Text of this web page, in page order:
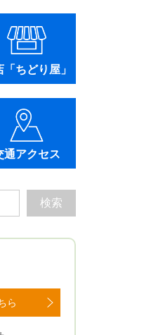
「ちどり屋」
通アクセス
ら